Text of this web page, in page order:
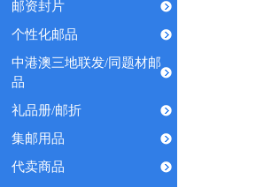
邮资封片
个性化邮品
中港澳三地联发/同题材邮
品
礼品册/邮折
集邮用品
代卖商品